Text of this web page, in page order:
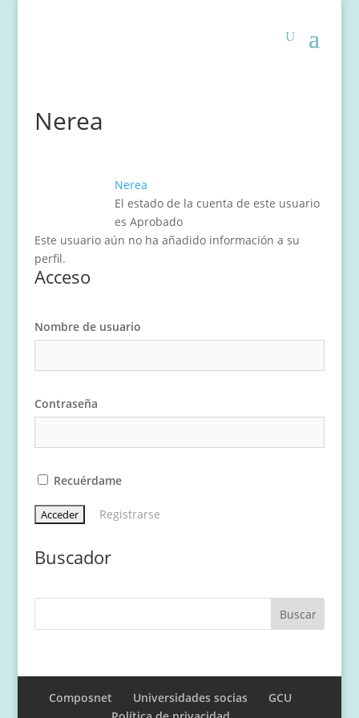
Nerea
Nerea
El estado de la cuenta de este usuario
es Aprobado
Este usuario aún no ha añadido información a su
perfil.
Acceso
Nombre de usuario
Contraseña
Recuérdame
Registrarse
Buscador
Composnet Universidades socias
GCU